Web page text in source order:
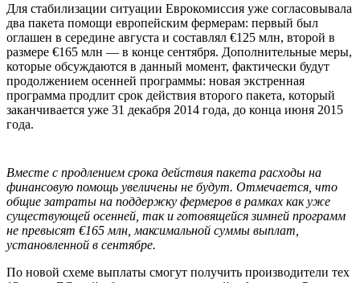
Для стабилизации ситуации Еврокомиссия уже согласовывала
два пакета помощи европейским фермерам: первый был
оглашен в середине августа и составлял €125 млн, второй в
размере €165 млн — в конце сентября. Дополнительные меры,
которые обсуждаются в данный момент, фактически будут
продолжением осенней программы: новая экстренная
программа продлит срок действия второго пакета, который
заканчивается уже 31 декабря 2014 года, до конца июня 2015
года.
Вместе с продлением срока действия пакета расходы на
финансовую помощь увеличены не будут. Отмечается, что
общие затраты на поддержку фермеров в рамках как уже
существующей осенней, так и готовящейся зимней программ
не превысят €165 млн, максимальной суммы выплат,
установленной в сентябре.
По новой схеме выплаты смогут получить производители тех